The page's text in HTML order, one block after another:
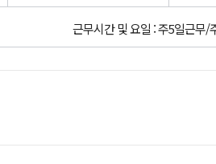
근무시간 및 요일 : 주5일근무/